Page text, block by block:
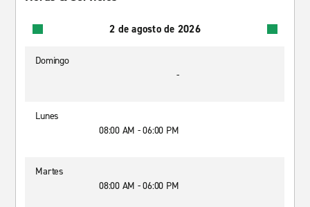
2 de agosto de 2026
Domingo
-
Lunes
08:00 AM - 06:00 PM
Martes
08:00 AM - 06:00 PM